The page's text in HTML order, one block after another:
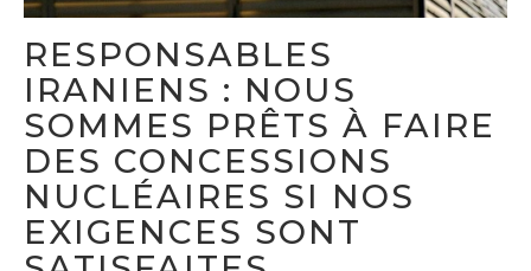
RESPONSABLES
IRANIENS : NOUS
SOMMES PRÊTS À FAIRE
DES CONCESSIONS
NUCLÉAIRES SI NOS
EXIGENCES SONT